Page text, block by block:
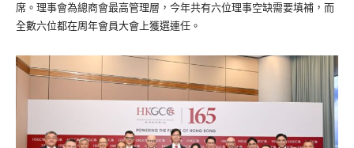
席。理事會為總商會最高管理層，今年共有六位理事空缺需要填補，而
全數六位都在周年會員大會上獲選連任。